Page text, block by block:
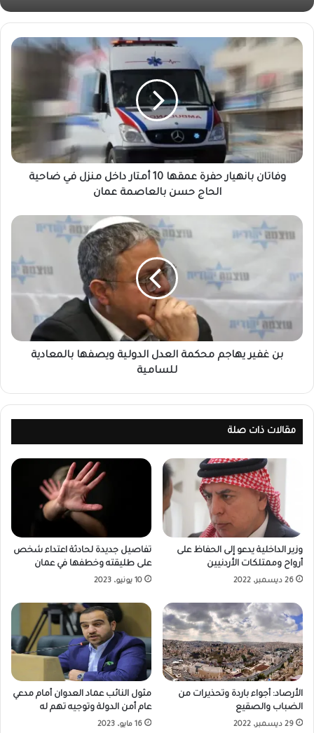
وفاتان بانهيار حفرة عمقها 10 أمتار داخل منزل في ضاحية
الحاج حسن بالعاصمة عمان
بن غفير يهاجم محكمة العدل الدولية ويصفها بالمعادية
للسامية
مقالات ذات صلة
وزير الداخلية يدعو إلى الحفاظ على
أرواح وممتلكات الأردنيين
26 ديسمبر، 2022
تفاصيل جديدة لحادثة اعتداء شخص
على طليقته وخطفها في عمان
10 يونيو، 2023
الأرصاد: أجواء باردة وتحذيرات من
الضباب والصقيع
29 ديسمبر، 2022
مثول النائب عماد العدوان أمام مدعي
عام أمن الدولة وتوجيه تهم له
16 مايو، 2023